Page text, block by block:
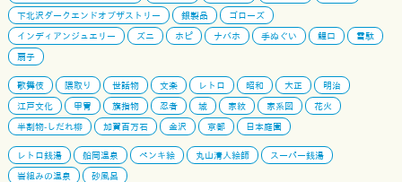
下北沢ダークエンドオブザストリー
銀製品
ゴローズ
インディアンジュエリー
ズニ ホピ ナバホ 手ぬぐい 鯉口
雪駄
扇子
歌舞伎 隈取り 世話物 文楽 レトロ 昭和 大正
明治
江戸文化
甲冑 旗指物 忍者 城 家紋 家系図
花火
半割物-しだれ柳
加賀百万石 金沢 京都 日本庭園
レトロ銭湯 船岡温泉 ペンキ絵 丸山清人絵師
スーパー銭湯
岩組みの温泉
砂風呂